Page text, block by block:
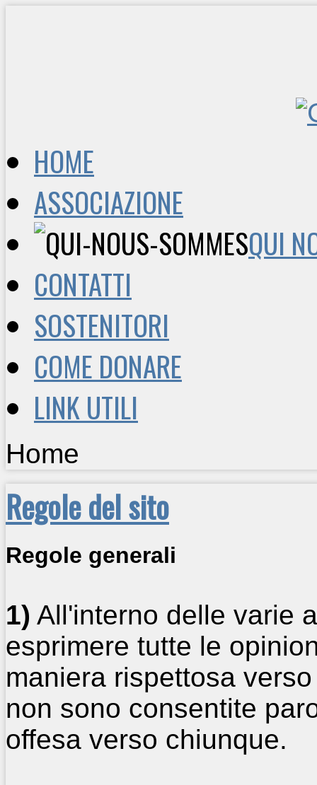
HOME
ASSOCIAZIONE
QUI
CONTATTI
SOSTENITORI
COME DONARE
LINK UTILI
Home
Regole del sito
Regole generali
1) All'interno delle varie
esprimere tutte le
maniera rispettosa
non sono consentite
offesa verso chiunque.